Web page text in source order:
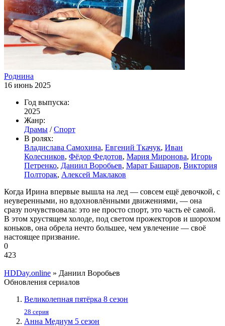
Роднина
16 июнь 2025
Год выпуска:
2025
Жанр:
Драмы /Спорт
В ролях:
Владислава Самохина, Евгений Ткачук, Иван
Колесников, Фёдор Федотов, Мария Миронова, Игорь
Петренко, Даниил Воробьев, Марат Башаров, Виктория
Полторак, Алексей Маклаков
Когда Ирина впервые вышла на лед — совсем ещё девочкой, с
неуверенными, но вдохновлёнными движениями, — она
сразу почувствовала: это не просто спорт, это часть её самой.
В этом хрустящем холоде, под светом прожекторов и шорохом
коньков, она обрела нечто большее, чем увлечение — своё
настоящее призвание.
0
423
HDDay.online » Даниил Воробьев
Обновления сериалов
Великолепная пятёрка 8 сезон
28 серия
Анна Медиум 5 сезон